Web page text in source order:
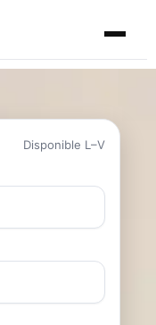
Disponible L–V